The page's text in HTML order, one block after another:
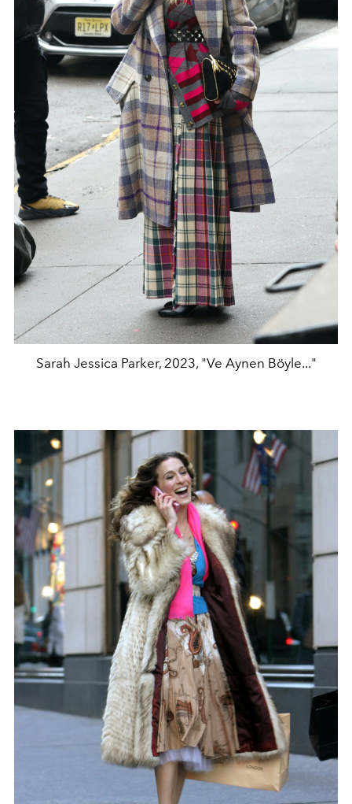
Sarah Jessica Parker, 2023, "Ve Aynen Böyle..."